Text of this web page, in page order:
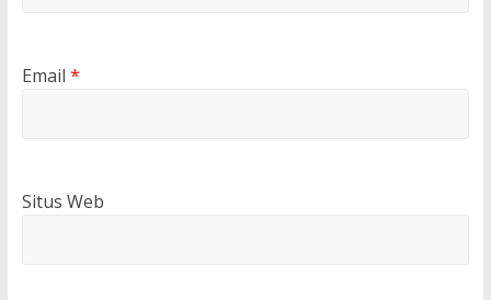
Email *
Situs Web